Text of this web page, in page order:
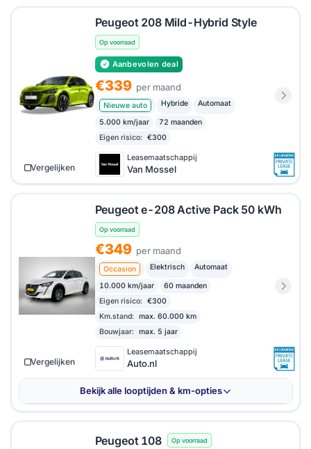
Peugeot 208 Mild-Hybrid Style
Op voorraad
Aanbevolen deal
€339 per maand
Nieuwe auto Hybride Automaat
5.000 km/jaar
72 maanden
Eigen risico:
€300
Leasemaatschappij
Van Mossel
Vergelijken
Peugeot e-208 Active Pack 50 kWh
Op voorraad
€349 per maand
Occasion Elektrisch Automaat
10.000 km/jaar
60 maanden
Eigen risico:
€300
Km.stand:
max. 60.000 km
Bouwjaar:
max. 5 jaar
Leasemaatschappij
Auto.nl
Vergelijken
Bekijk alle looptijden & km-opties
Peugeot 108 Op voorraad